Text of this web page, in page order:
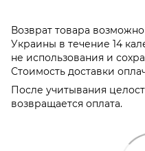
Возврат товара
Украины в течение 14
не использования и
Стоимость доставки
После учитывания
возвращается оплата.